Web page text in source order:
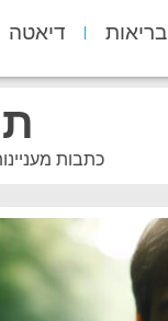
בריאות דיאטה
כתבות